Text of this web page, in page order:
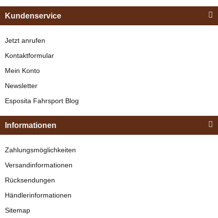
Bestseller
Doppelringtrense,
(8,0cm - 19,5cm)
29,90 €*
"Shettyglück"
Braun
329,00 €*
Kundenservice
Jetzt anrufen
Kontaktformular
Mein Konto
Newsletter
Esposita Fahrsport Blog
Informationen
Zahlungsmöglichkeiten
Versandinformationen
Rücksendungen
Händlerinformationen
Sitemap